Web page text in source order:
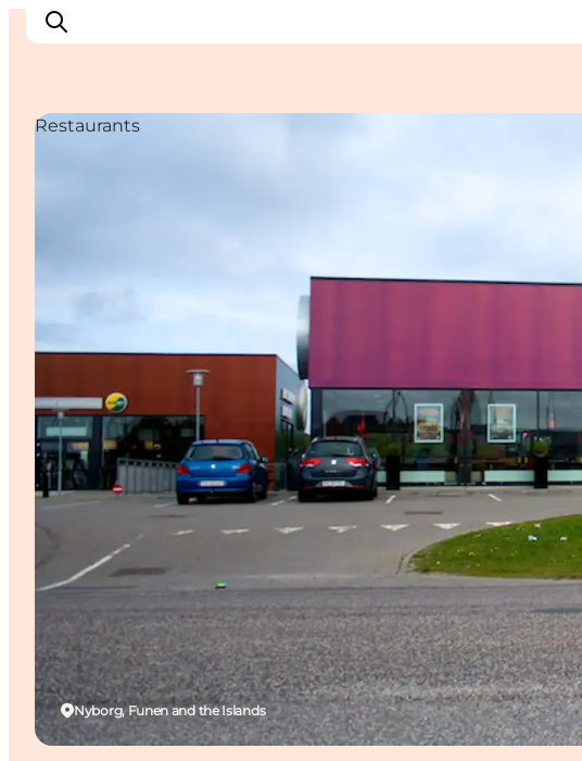
Nyborg, Funen and the Islands
Restaurants